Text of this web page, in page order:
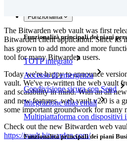
Funzionalità
Funzionalità principali dei piani
TOTP integrato
Accesso di emergenza
Condivisione sicura con Send
Integrazione alias email
Multipiattaforma con dispositivi
Funzionalità principali dei piani
The Bitwarden web vault was first
Bitwarden client application. Since its
has grown to add more and more
tool for many Bitwarden users.
Today we're happy to announce
vault. We've re-written the web vault
and scalability in mind. With an all
and new features, web vault v2.0 is a
some important groundwork for many
Check out the new Bitwarden web
https://vault.bitwarden.com/